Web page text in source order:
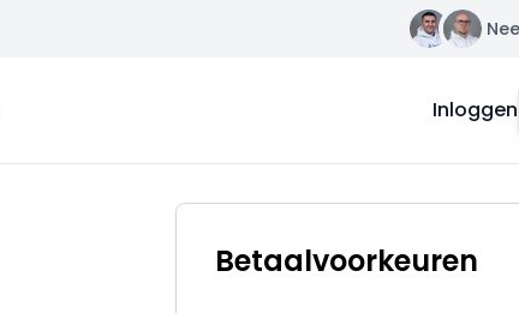
Contact
Inloggen
Betaalvoorkeuren